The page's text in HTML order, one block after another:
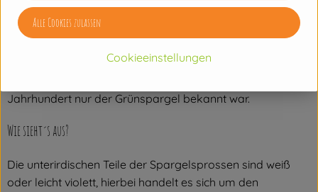
Die ursprüngliche Heimat des Spargels dürften die
Salzsteppen Mittelasiens sein. Die Wildform des Spargels
noch in Wäldern mit sandigem Boden gesammelt haben.
Jahrhundert nur der Grünspargel bekannt war.
Wie sieht´s aus?
Die unterirdischen Teile der Spargelsprossen sind weiß
oder leicht violett, hierbei handelt es sich um den
Cookieeinstellungen
Alle Cookies zulassen